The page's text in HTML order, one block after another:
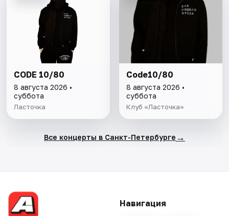
CODE 10/80
8 августа 2026 •
суббота
Ласточка
Code10/80
8 августа 2026 •
суббота
Клуб «Ласточка»
Все концерты в Санкт-Петербурге →
Навигация